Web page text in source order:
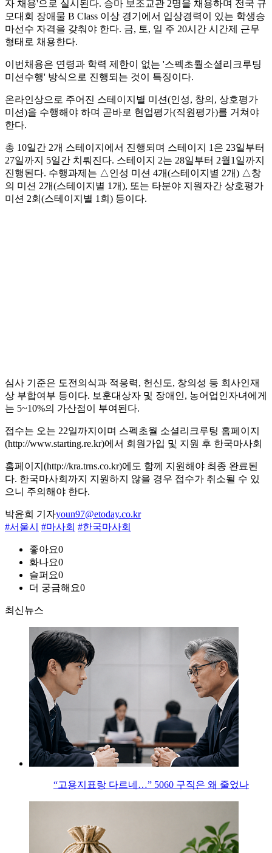
자 채용'으로 실시된다. 승마 보조교관 2명을 채용하며 전국 규
모대회 장애물 B Class 이상 경기에서 입상경력이 있는 학생승
마선수 자격을 갖춰야 한다. 금, 토, 일 주 20시간 시간제 근무
형태로 채용한다.
이번채용은 연령과 학력 제한이 없는 '스펙초뤌소셜리크루팅
미션수행' 방식으로 진행되는 것이 특징이다.
온라인상으로 주어진 스테이지별 미션(인성, 창의, 상호평가
미션)을 수행해야 하며 곧바로 현업평가(직원평가)를 거쳐야
한다.
총 10일간 2개 스테이지에서 진행되며 스테이지 1은 23일부터
27일까지 5일간 치뤄진다. 스테이지 2는 28일부터 2월1일까지
진행된다. 수행과제는 △인성 미션 4개(스테이지별 2개) △창
의 미션 2개(스테이지별 1개), 또는 타분야 지원자간 상호평가
미션 2회(스테이지별 1회) 등이다.
심사 기준은 도전의식과 적응력, 헌신도, 창의성 등 회사인재
상 부합여부 등이다. 보훈대상자 및 장애인, 농어업인자녀에게
는 5~10%의 가산점이 부여된다.
접수는 오는 22일까지이며 스펙초월 소셜리크루팅 홈페이지
(http://www.starting.re.kr)에서 회원가입 및 지원 후 한국마사회
홈페이지(http://kra.trns.co.kr)에도 함께 지원해야 최종 완료된
다. 한국마사회까지 지원하지 않을 경우 접수가 취소될 수 있
으니 주의해야 한다.
박윤희 기자youn97@etoday.co.kr
#서울시 #마사회 #한국마사회
좋아요0
화나요0
슬퍼요0
더 궁금해요0
최신뉴스
“고용지표랑 다르네…” 5060 구직은 왜 줄었나